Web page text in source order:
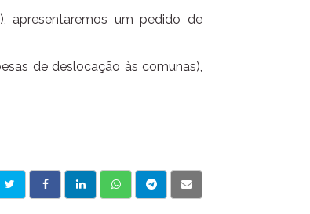
apresentaremos um pedido de
de deslocação às comunas),